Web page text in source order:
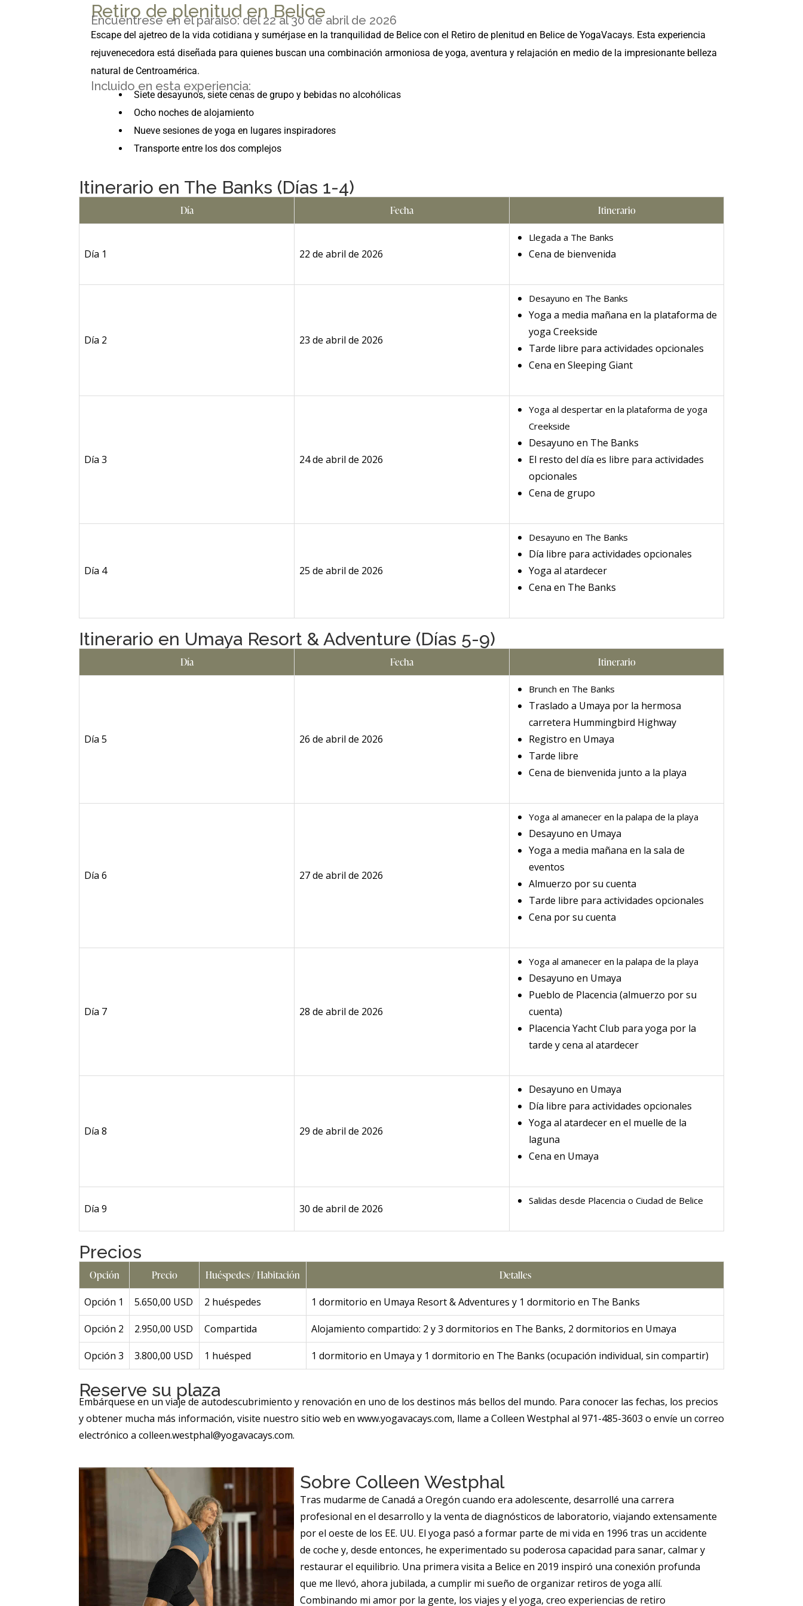
Retiro de plenitud en Belice
Encuéntrese en el paraíso: del 22 al 30 de abril de 2026
Escape del ajetreo de la vida cotidiana y sumérjase en la tranquilidad de Belice con el Retiro de plenitud en Belice de YogaVacays. Esta experiencia
rejuvenecedora está diseñada para quienes buscan una combinación armoniosa de yoga, aventura y relajación en medio de la impresionante belleza
natural de Centroamérica.
Incluido en esta experiencia:
Siete desayunos, siete cenas de grupo y bebidas no alcohólicas
Ocho noches de alojamiento
Nueve sesiones de yoga en lugares inspiradores
Transporte entre los dos complejos
Itinerario en The Banks (Días 1-4)
Día Fecha Itinerario
Día 1 22 de abril de 2026
Llegada a The Banks
Cena de bienvenida
Día 2 23 de abril de 2026
Desayuno en The Banks
Yoga a media mañana en la plataforma de
yoga Creekside
Tarde libre para actividades opcionales
Cena en Sleeping Giant
Día 3 24 de abril de 2026
Yoga al despertar en la plataforma de yoga
Creekside
Desayuno en The Banks
El resto del día es libre para actividades
opcionales
Cena de grupo
Día 4 25 de abril de 2026
Desayuno en The Banks
Día libre para actividades opcionales
Yoga al atardecer
Cena en The Banks
Itinerario en Umaya Resort & Adventure (Días 5-9)
Día Fecha Itinerario
Día 5 26 de abril de 2026
Brunch en The Banks
Traslado a Umaya por la hermosa
carretera Hummingbird Highway
Registro en Umaya
Tarde libre
Cena de bienvenida junto a la playa
Día 6 27 de abril de 2026
Yoga al amanecer en la palapa de la playa
Desayuno en Umaya
Yoga a media mañana en la sala de
eventos
Almuerzo por su cuenta
Tarde libre para actividades opcionales
Cena por su cuenta
Día 7 28 de abril de 2026
Yoga al amanecer en la palapa de la playa
Desayuno en Umaya
Pueblo de Placencia (almuerzo por su
cuenta)
Placencia Yacht Club para yoga por la
tarde y cena al atardecer
Día 8 29 de abril de 2026
Desayuno en Umaya
Día libre para actividades opcionales
Yoga al atardecer en el muelle de la
laguna
Cena en Umaya
Día 9 30 de abril de 2026
Salidas desde Placencia o Ciudad de Belice
Precios
Opción Precio Huéspedes / Habitación Detalles
Opción 1 5.650,00 USD 2 huéspedes 1 dormitorio en Umaya Resort & Adventures y 1 dormitorio en The Banks
Opción 2 2.950,00 USD Compartida Alojamiento compartido: 2 y 3 dormitorios en The Banks, 2 dormitorios en Umaya
Opción 3 3.800,00 USD 1 huésped 1 dormitorio en Umaya y 1 dormitorio en The Banks (ocupación individual, sin compartir)
Reserve su plaza
Embárquese en un viaje de autodescubrimiento y renovación en uno de los destinos más bellos del mundo. Para conocer las fechas, los precios
y obtener mucha más información, visite nuestro sitio web en www.yogavacays.com, llame a Colleen Westphal al 971-485-3603 o envíe un correo
electrónico a colleen.westphal@yogavacays.com.
Sobre Colleen Westphal
Tras mudarme de Canadá a Oregón cuando era adolescente, desarrollé una carrera
profesional en el desarrollo y la venta de diagnósticos de laboratorio, viajando extensamente
por el oeste de los EE. UU. El yoga pasó a formar parte de mi vida en 1996 tras un accidente
de coche y, desde entonces, he experimentado su poderosa capacidad para sanar, calmar y
restaurar el equilibrio. Una primera visita a Belice en 2019 inspiró una conexión profunda
que me llevó, ahora jubilada, a cumplir mi sueño de organizar retiros de yoga allí.
Combinando mi amor por la gente, los viajes y el yoga, creo experiencias de retiro